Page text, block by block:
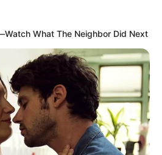
What The Neighbor Did Next